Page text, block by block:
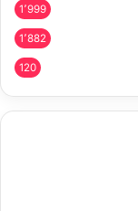
1٬999
1٬882
120